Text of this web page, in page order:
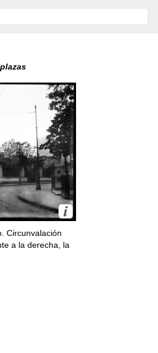
plazas
Circunvalación
a la derecha, la